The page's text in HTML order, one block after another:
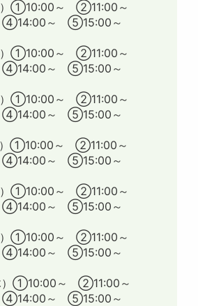
）①10:00～ ②11:00～
～ ⑤15:00～
）①10:00～ ②11:00～
～ ⑤15:00～
）①10:00～ ②11:00～
～ ⑤15:00～
）①10:00～ ②11:00～
～ ⑤15:00～
）①10:00～ ②11:00～
～ ⑤15:00～
）①10:00～ ②11:00～
～ ⑤15:00～
）①10:00～ ②11:00～
～ ⑤15:00～